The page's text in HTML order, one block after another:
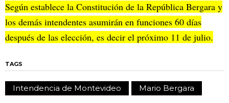
Según establece la Constitución de la República Bergara y
los demás intendentes asumirán en funciones 60 días
después de las elección, es decir el próximo 11 de julio.
TAGS
Intendencia de Montevideo Mario Bergara